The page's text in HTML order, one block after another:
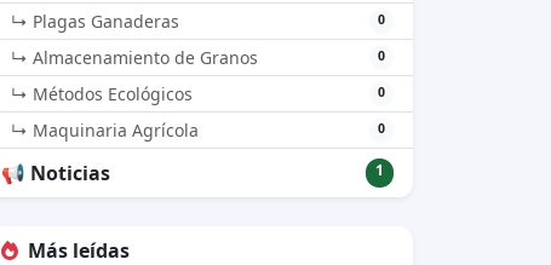
↳ Plagas Ganaderas 0
↳ Almacenamiento de Granos 0
↳ Métodos Ecológicos 0
↳ Maquinaria Agrícola 0
📢 Noticias 1
Más leídas